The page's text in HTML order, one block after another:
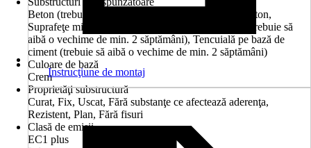
Beton (trebuie să aibă o vechime de 3 luni), Gipscarton,
Suprafeţe minerale, Suprafeţe organice, Tencuială (trebuie să
aibă o vechime de min. 2 săptămâni), Tencuială pe bază de
ciment (trebuie să aibă o vechime de min. 2 săptămâni)
Culoare de bază
Crem
Proprietăţi substructură
Curat, Fix, Uscat, Fără substanţe ce afectează aderenţa,
Rezistent, Plan, Fără fisuri
Clasă de emisii
EC1 plus
Instrucţiune de montaj